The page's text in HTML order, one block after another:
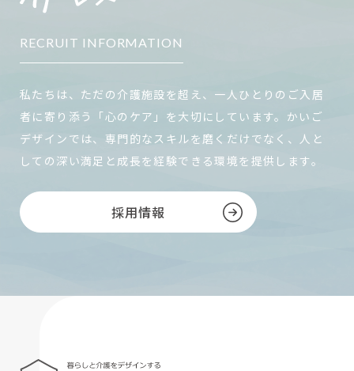
RECRUIT INFORMATION
私たちは、ただの介護施設を超え、一人ひとりのご入居
者に寄り添う「心のケア」を大切にしています。かいご
デザインでは、専門的なスキルを磨くだけでなく、人と
しての深い満足と成長を経験できる環境を提供します。
採用情報